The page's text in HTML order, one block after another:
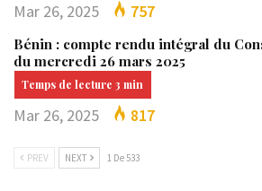
Mar 26, 2025 757
Bénin : compte rendu intégral du
du mercredi 26 mars 2025
Mar 26, 2025 817
PREV NEXT 1 De 533